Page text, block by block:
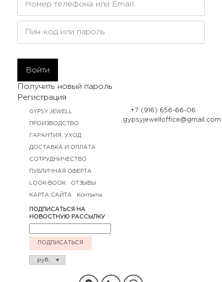
Войти
Получить новый пароль
Регистрация
GYPSY JEWELL
ПРОИЗВОДСТВО
ГАРАНТИЯ. УХОД
ДОСТАВКА И ОПЛАТА
СОТРУДНИЧЕСТВО
ПУБЛИЧНАЯ ОФЕРТА
LOOK-BOOK ОТЗЫВЫ
КАРТА САЙТА Контакты
+7 (916) 656-66-06
gypsyjewelloffice@gmail.com
ПОДПИСАТЬСЯ НА
НОВОСТНУЮ РАССЫЛКУ
ПОДПИСАТЬСЯ